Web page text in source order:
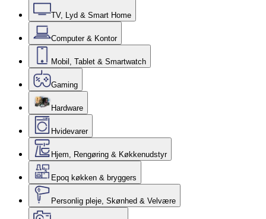
TV, Lyd & Smart Home
Computer & Kontor
Mobil, Tablet & Smartwatch
Gaming
Hardware
Hvidevarer
Hjem, Rengøring & Køkkenudstyr
Epoq køkken & bryggers
Personlig pleje, Skønhed & Velvære